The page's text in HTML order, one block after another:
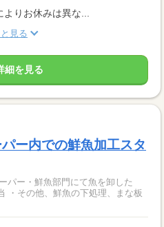
りお休みは異な...
見る
細を見る
ー内での鮮魚加工スタ
ー・鮮魚部門にて魚を卸した
・その他、鮮魚の下処理、まな板